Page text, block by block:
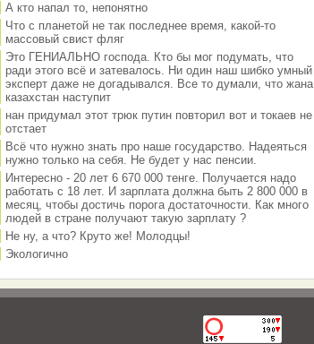
А кто напал то, непонятно
Что с планетой не так последнее время, какой-то
массовый свист фляг
Это ГЕНИАЛЬНО господа. Кто бы мог подумать, что
ради этого всё и затевалось. Ни один наш шибко умный
эксперт даже не догадывался. Все то думали, что жана
казахстан наступит
нан придумал этот трюк путин повторил вот и токаев не
отстает
Всё что нужно знать про наше государство. Надеяться
нужно только на себя. Не будет у нас пенсии.
Интересно - 20 лет 6 670 000 тенге. Получается надо
работать с 18 лет. И зарплата должна быть 2 800 000 в
месяц, чтобы достичь порога достаточности. Как много
людей в стране получают такую зарплату ?
Не ну, а что? Круто же! Молодцы!
Экологично